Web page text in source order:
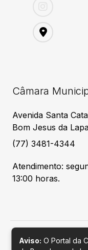
Câmara
Avenida Santa
Bom Jesus da
(77) 3481-4344
Atendimento:
13:00 horas.
Aviso: O Portal da